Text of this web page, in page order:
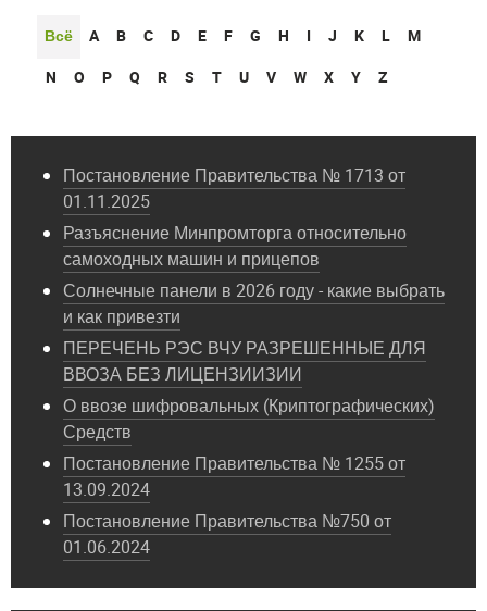
Всё A B C D E F G H I J K L
M
N
O P Q R S T U V W X Y Z
Постановление Правительства № 1713 от
01.11.2025
Разъяснение Минпромторга относительно
самоходных машин и прицепов
Солнечные панели в 2026 году - какие выбрать
и как привезти
ПЕРЕЧЕНЬ РЭС ВЧУ РАЗРЕШЕННЫЕ ДЛЯ
ВВОЗА БЕЗ ЛИЦЕНЗИИЗИИ
О ввозе шифровальных (Криптографических)
Средств
Постановление Правительства № 1255 от
13.09.2024
Постановление Правительства №750 от
01.06.2024